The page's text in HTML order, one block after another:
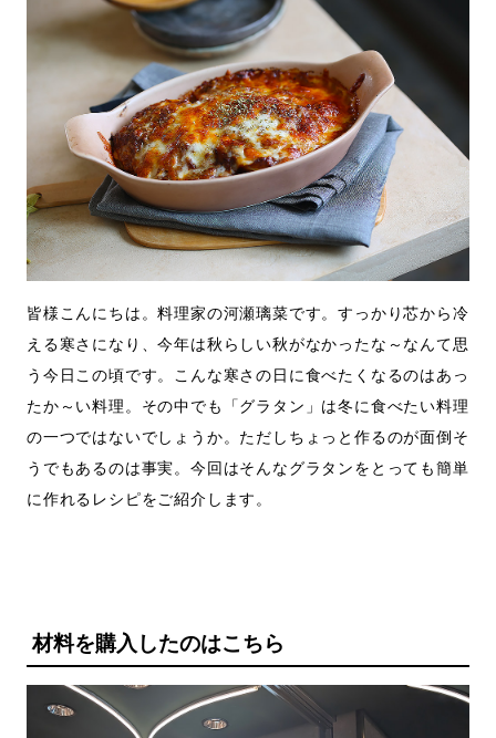
皆様こんにちは。料理家の河瀬璃菜です。すっかり芯から冷
える寒さになり、今年は秋らしい秋がなかったな～なんて思
う今日この頃です。こんな寒さの日に食べたくなるのはあっ
たか～い料理。その中でも「グラタン」は冬に食べたい料理
の一つではないでしょうか。ただしちょっと作るのが面倒そ
うでもあるのは事実。今回はそんなグラタンをとっても簡単
に作れるレシピをご紹介します。
材料を購入したのはこちら